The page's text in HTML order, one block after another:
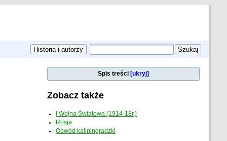
Spis treści [ukryj]
Zobacz także
I Wojna Światowa (1914-18r.)
Rosja
Obwód kaliningradzki